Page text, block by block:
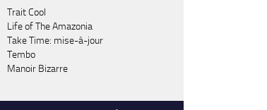
Trait Cool
Life of The Amazonia
Take Time: mise-à-jour
Tembo
Manoir Bizarre